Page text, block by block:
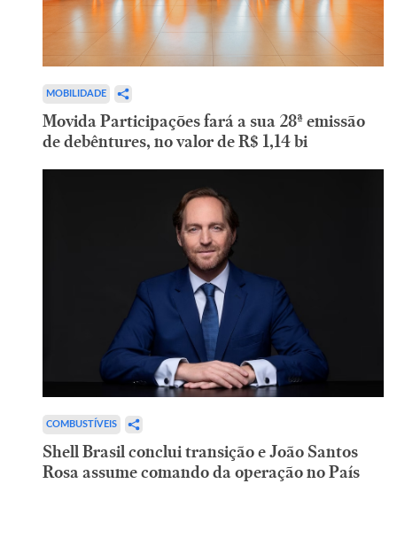
MOBILIDADE
Movida Participações fará a sua 28ª emissão
de debêntures, no valor de R$ 1,14 bi
COMBUSTÍVEIS
Shell Brasil conclui transição e João Santos
Rosa assume comando da operação no País